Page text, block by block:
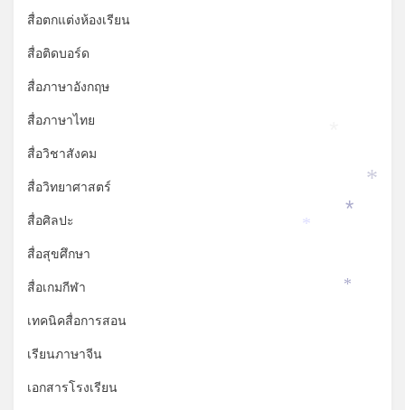
สื่อตกแต่งห้องเรียน
สื่อติดบอร์ด
สื่อภาษาอังกฤษ
สื่อภาษาไทย
สื่อวิชาสังคม
สื่อวิทยาศาสตร์
สื่อศิลปะ
สื่อสุขศึกษา
สื่อเกมกีฬา
เทคนิคสื่อการสอน
เรียนภาษาจีน
เอกสารโรงเรียน